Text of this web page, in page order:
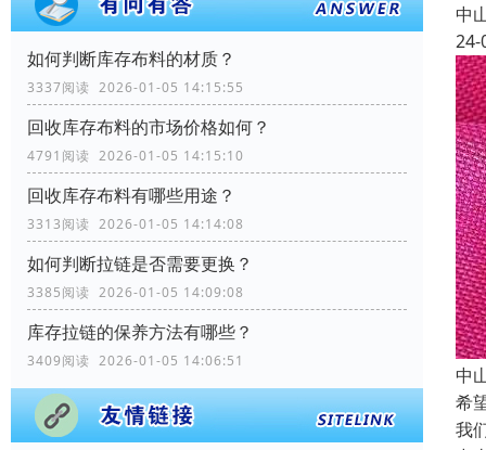
如何判断库存布料的材质？
3337阅读 2026-01-05 14:15:55
回收库存布料的市场价格如何？
4791阅读 2026-01-05 14:15:10
回收库存布料有哪些用途？
3313阅读 2026-01-05 14:14:08
如何判断拉链是否需要更换？
3385阅读 2026-01-05 14:09:08
库存拉链的保养方法有哪些？
3409阅读 2026-01-05 14:06:51
中
24-
中
希
我